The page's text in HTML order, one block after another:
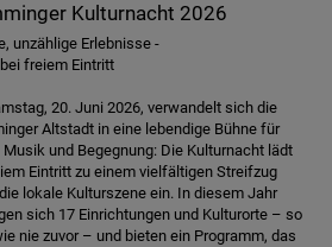
Kulturnacht 2026
unzählige Erlebnisse -
freiem Eintritt
20. Juni 2026, verwandelt sich die
Altstadt in eine lebendige Bühne für
Musik und Begegnung: Die Kulturnacht lädt
Eintritt zu einem vielfältigen Streifzug
lokale Kulturszene ein. In diesem Jahr
sich 17 Einrichtungen und Kulturorte – so
nie zuvor – und bieten ein Programm, das